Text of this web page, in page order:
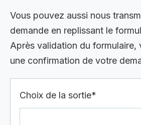
Vous pouvez aussi nous
demande en replissant le
Après validation du formulaire,
une confirmation de votre
Choix de la sortie*